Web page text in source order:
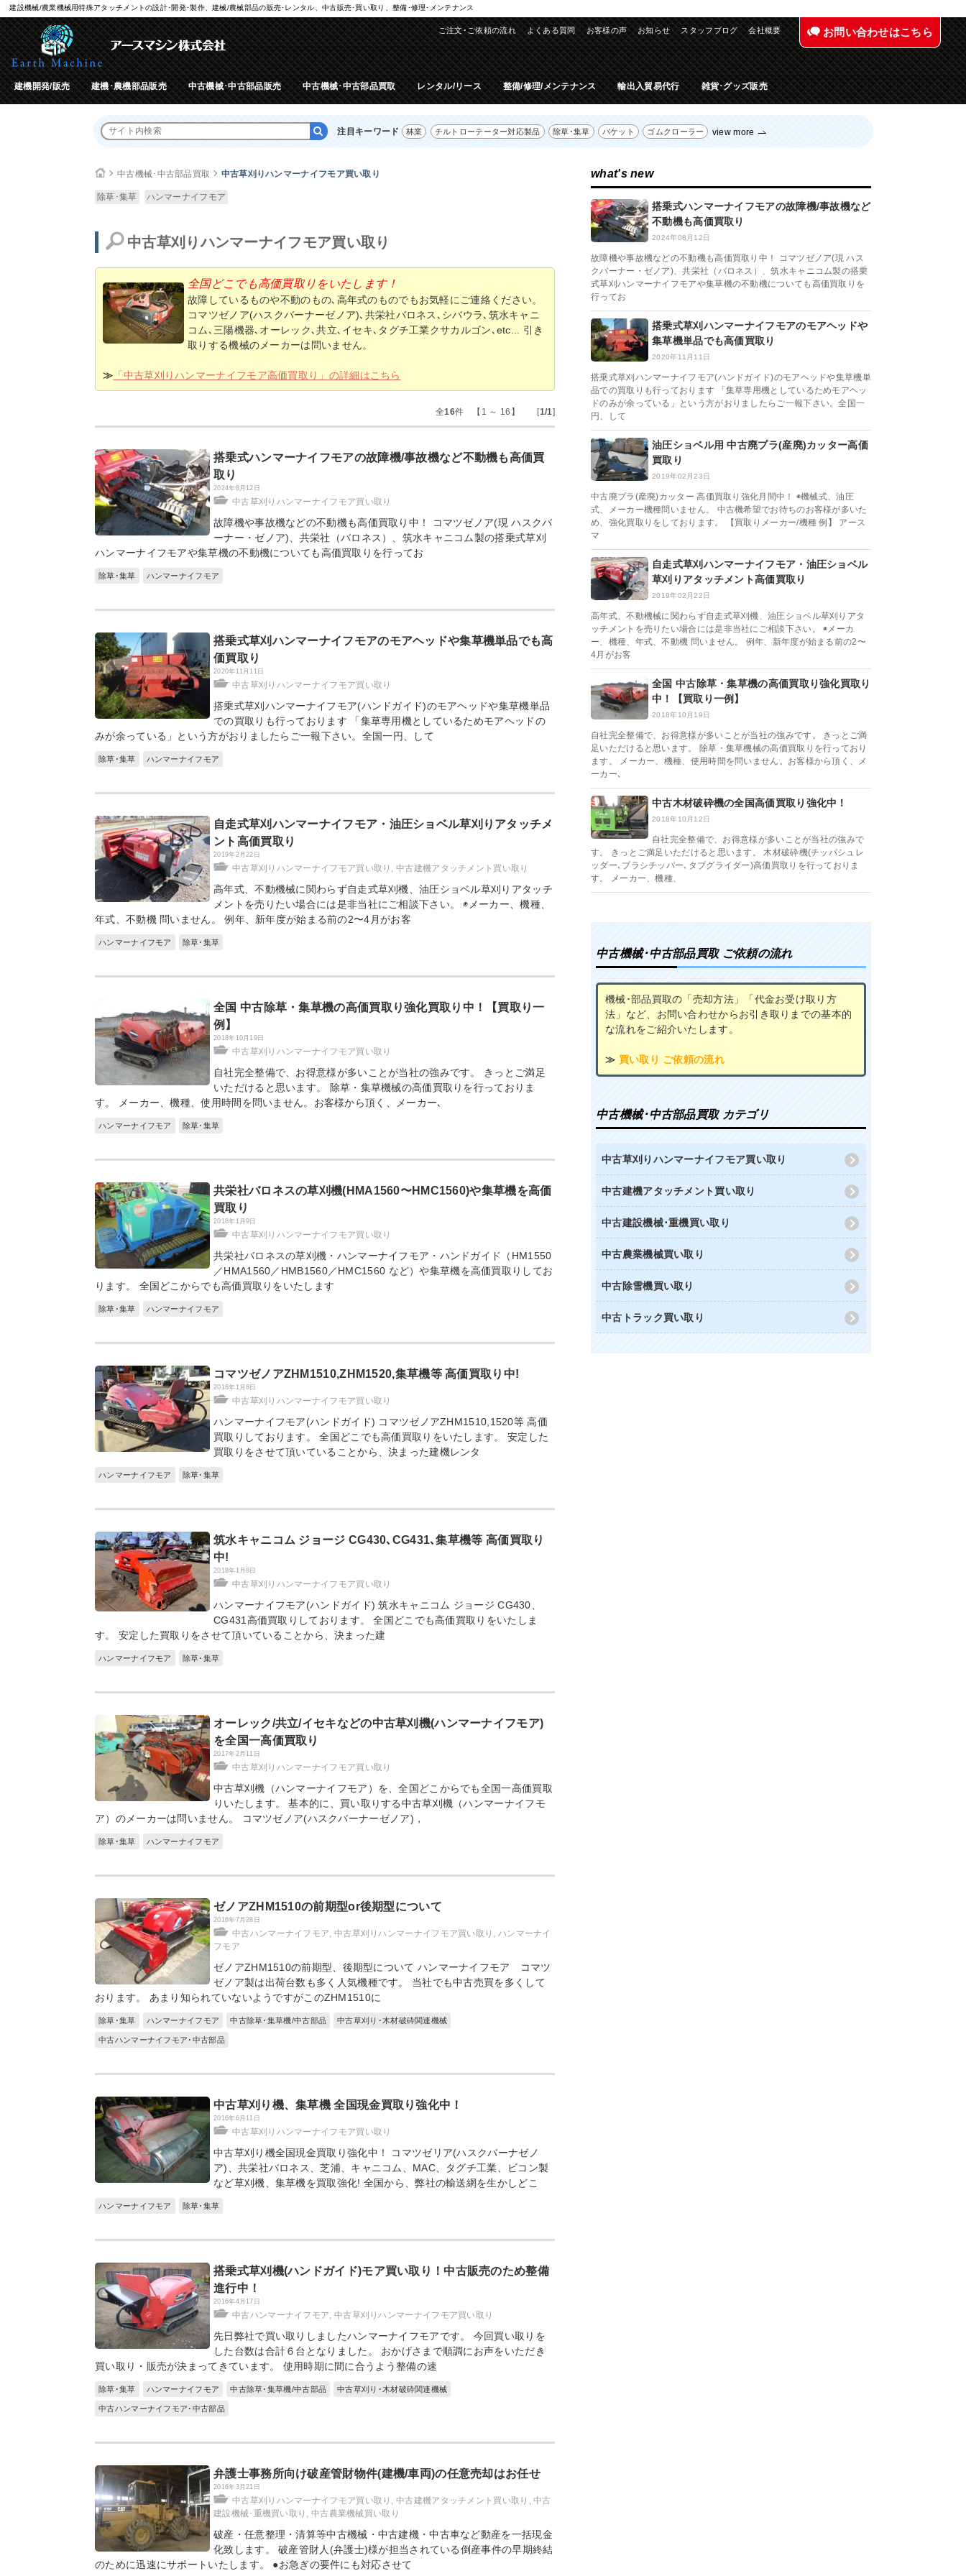
建設機械/農業機械用特殊アタッチメントの設計･開発･製作、建械/農械部品の販売･レンタル、中古販売･買い取り、整備･修理･メンテナンス
お知らせ スタッフブログ 会社概要 お問い合わせはこちら
ご注文･ご依頼の流れ よくある質問 お客様の声
建機開発/販売 建機･農機部品販売 中古機械･中古部品販売 中古機械･中古部品買取 レンタル/リース 整備/修理/メンテナンス 輸出入貿易代行 雑貨･グッズ販売
注目キーワード 林業 チルトローテーター対応製品 除草･集草 バケット ゴムクローラー view more
中古機械･中古部品買取 中古草刈りハンマーナイフモア買い取り
除草･集草 ハンマーナイフモア
中古草刈りハンマーナイフモア買い取り
全国どこでも高価買取りをいたします！
故障しているものや不動のもの､高年式のものでもお気軽にご連絡ください。
コマツゼノア(ハスクバーナーゼノア)､共栄社バロネス､シバウラ､筑水キャニ
コム､三陽機器､オーレック､共立､イセキ､タグチ工業クサカルゴン､etc... 引き
取りする機械のメーカーは問いません。
≫ 「中古草刈りハンマーナイフモア高価買取り」の詳細はこちら
全16件 【1 ～ 16】 [1/1]
搭乗式ハンマーナイフモアの故障機/事故機など不動機も高価買
取り
2024年8月12日
中古草刈りハンマーナイフモア買い取り
故障機や事故機などの不動機も高価買取り中！ コマツゼノア(現 ハスクバ
ーナー・ゼノア)、共栄社（バロネス）、筑水キャニコム製の搭乗式草刈
ハンマーナイフモアや集草機の不動機についても高価買取りを行ってお
除草･集草 ハンマーナイフモア
搭乗式草刈ハンマーナイフモアのモアヘッドや集草機単品でも高
価買取り
2020年11月11日
中古草刈りハンマーナイフモア買い取り
搭乗式草刈ハンマーナイフモア(ハンドガイド)のモアヘッドや集草機単品
での買取りも行っております 「集草専用機としているためモアヘッドの
みが余っている」という方がおりましたらご一報下さい。全国一円、して
除草･集草 ハンマーナイフモア
自走式草刈ハンマーナイフモア・油圧ショベル草刈りアタッチメ
ント高価買取り
2019年2月22日
中古草刈りハンマーナイフモア買い取り ,中古建機アタッチメント買い取り
高年式、不動機械に関わらず自走式草刈機、油圧ショベル草刈りアタッチ
メントを売りたい場合には是非当社にご相談下さい。 ◉メーカー、機種、
年式、不動機 問いません。 例年、新年度が始まる前の2〜4月がお客
ハンマーナイフモア 除草･集草
全国 中古除草・集草機の高価買取り強化買取り中！【買取り一
例】
2018年10月19日
中古草刈りハンマーナイフモア買い取り
自社完全整備で、お得意様が多いことが当社の強みです。 きっとご満足
いただけると思います。 除草・集草機械の高価買取りを行っておりま
す。 メーカー、機種、使用時間を問いません。お客様から頂く、メーカー､
ハンマーナイフモア 除草･集草
共栄社バロネスの草刈機(HMA1560〜HMC1560)や集草機を高価
買取り
2018年1月9日
中古草刈りハンマーナイフモア買い取り
共栄社バロネスの草刈機・ハンマーナイフモア・ハンドガイド（HM1550
／HMA1560／HMB1560／HMC1560 など）や集草機を高価買取りしてお
ります。 全国どこからでも高価買取りをいたします
除草･集草 ハンマーナイフモア
コマツゼノアZHM1510,ZHM1520,集草機等 高価買取り中!
2018年1月8日
中古草刈りハンマーナイフモア買い取り
ハンマーナイフモア(ハンドガイド) コマツゼノアZHM1510,1520等 高価
買取りしております。 全国どこでも高価買取りをいたします。 安定した
買取りをさせて頂いていることから、決まった建機レンタ
ハンマーナイフモア 除草･集草
筑水キャニコム ジョージ CG430､CG431､集草機等 高価買取り
中!
2018年1月8日
中古草刈りハンマーナイフモア買い取り
ハンマーナイフモア(ハンドガイド) 筑水キャニコム ジョージ CG430、
CG431高価買取りしております。 全国どこでも高価買取りをいたしま
す。 安定した買取りをさせて頂いていることから、決まった建
ハンマーナイフモア 除草･集草
オーレック/共立/イセキなどの中古草刈機(ハンマーナイフモア)
を全国一高価買取り
2017年2月11日
中古草刈りハンマーナイフモア買い取り
中古草刈機（ハンマーナイフモア）を、全国どこからでも全国一高価買取
りいたします。 基本的に、買い取りする中古草刈機（ハンマーナイフモ
ア）のメーカーは問いません。 コマツゼノア(ハスクバーナーゼノア)，
除草･集草 ハンマーナイフモア
ゼノアZHM1510の前期型or後期型について
2016年7月28日
中古ハンマーナイフモア, 中古草刈りハンマーナイフモア買い取り , ハンマーナイ
フモア
ゼノアZHM1510の前期型、後期型について ハンマーナイフモア コマツ
ゼノア製は出荷台数も多く人気機種です。 当社でも中古売買を多くして
おります。 あまり知られていないようですがこのZHM1510に
除草･集草 ハンマーナイフモア 中古除草･集草機/中古部品 中古草刈り･木材破砕関連機械
中古ハンマーナイフモア･中古部品
中古草刈り機、集草機 全国現金買取り強化中！
2016年6月11日
中古草刈りハンマーナイフモア買い取り
中古草刈り機全国現金買取り強化中！ コマツゼリア(ハスクバーナゼノ
ア)、共栄社バロネス、芝浦、キャニコム、MAC、タグチ工業、ビコン製
など草刈機、集草機を買取強化! 全国から、弊社の輸送網を生かしどこ
ハンマーナイフモア 除草･集草
搭乗式草刈機(ハンドガイド)モア買い取り！中古販売のため整備
進行中！
2016年4月17日
中古ハンマーナイフモア, 中古草刈りハンマーナイフモア買い取り
先日弊社で買い取りしましたハンマーナイフモアです。 今回買い取りを
した台数は合計６台となりました。 おかげさまで順調にお声をいただき
買い取り・販売が決まってきています。 使用時期に間に合うよう整備の速
除草･集草 ハンマーナイフモア 中古除草･集草機/中古部品 中古草刈り･木材破砕関連機械
中古ハンマーナイフモア･中古部品
弁護士事務所向け破産管財物件(建機/車両)の任意売却はお任せ
2016年3月21日
中古草刈りハンマーナイフモア買い取り ,中古建機アタッチメント買い取り ,中古
建設機械･重機買い取り , 中古農業機械買い取り
破産・任意整理・清算等中古機械・中古建機・中古車など動産を一括現金
化致します。 破産管財人(弁護士)様が担当されている倒産事件の早期終結
のために迅速にサポートいたします。 ●お急ぎの要件にも対応させて
what's new
搭乗式ハンマーナイフモアの故障機/事故機など
不動機も高価買取り
2024年08月12日
故障機や事故機などの不動機も高価買取り中！ コマツゼノア(現 ハス
クバーナー・ゼノア)、共栄社（バロネス）、筑水キャニコム製の搭乗
式草刈ハンマーナイフモアや集草機の不動機についても高価買取りを
行ってお
搭乗式草刈ハンマーナイフモアのモアヘッドや
集草機単品でも高価買取り
2020年11月11日
搭乗式草刈ハンマーナイフモア(ハンドガイド)のモアヘッドや集草機単
品での買取りも行っております 「集草専用機としているためモアヘッ
ドのみが余っている」という方がおりましたらご一報下さい。全国一
円、して
油圧ショベル用 中古廃プラ(産廃)カッター高価
買取り
2019年02月23日
中古廃プラ(産廃)カッター 高価買取り強化月間中！ ◉機械式、油圧
式、メーカー機種問いません。 中古機希望でお待ちのお客様が多いた
め、強化買取りをしております。 【買取りメーカー/機種 例】 アース
マ
自走式草刈ハンマーナイフモア・油圧ショベル
草刈りアタッチメント高価買取り
2019年02月22日
高年式、不動機械に関わらず自走式草刈機、油圧ショベル草刈りアタ
ッチメントを売りたい場合には是非当社にご相談下さい。 ◉メーカ
ー、機種、年式、不動機 問いません。 例年、新年度が始まる前の2〜
4月がお客
全国 中古除草・集草機の高価買取り強化買取り
中！【買取り一例】
2018年10月19日
自社完全整備で、お得意様が多いことが当社の強みです。 きっとご満
足いただけると思います。 除草・集草機械の高価買取りを行っており
ます。 メーカー、機種、使用時間を問いません。お客様から頂く、メ
ーカー､
中古木材破砕機の全国高価買取り強化中！
2018年10月12日
自社完全整備で、お得意様が多いことが当社の強みで
す。 きっとご満足いただけると思います。 木材破砕機(チッパシュレ
ッダー､ブラシチッパー､タブグライダー)高価買取りを行っておりま
す。 メーカー、機種、
中古機械･中古部品買取 ご依頼の流れ
機械･部品買取の「売却方法」「代金お受け取り方
法」など、お問い合わせからお引き取りまでの基本的
な流れをご紹介いたします。
≫ 買い取り ご依頼の流れ
中古機械･中古部品買取 カテゴリ
中古草刈りハンマーナイフモア買い取り
中古建機アタッチメント買い取り
中古建設機械･重機買い取り
中古農業機械買い取り
中古除雪機買い取り
中古トラック買い取り